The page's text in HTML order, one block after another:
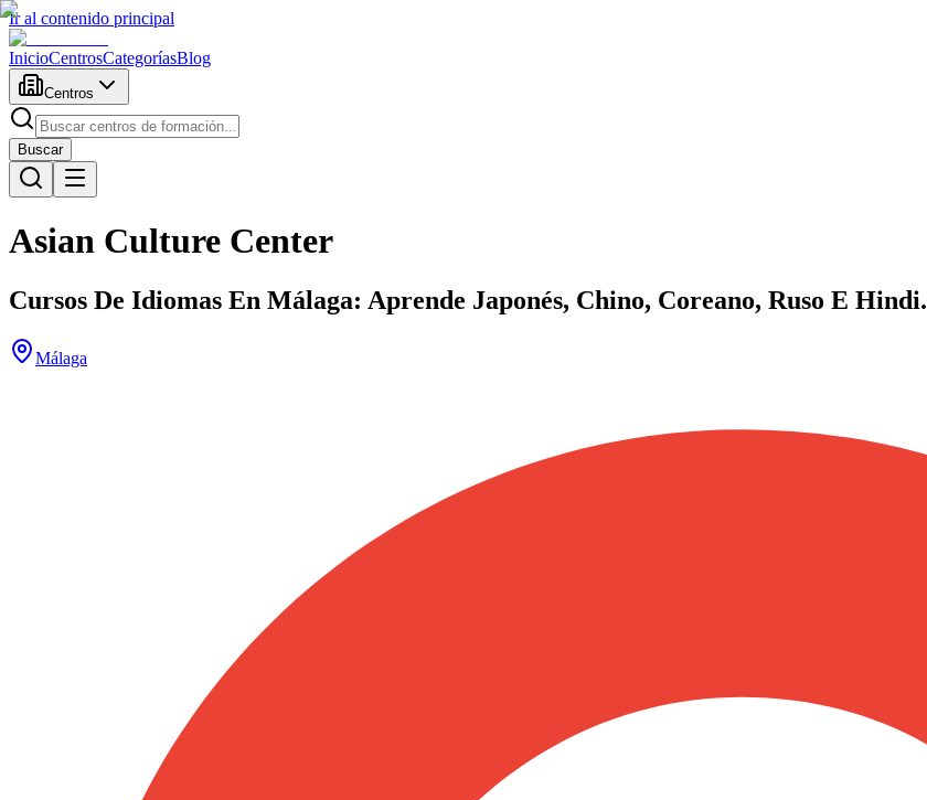
Ir al contenido principal
InicioCentrosCategoríasBlog
Centros
Buscar
Asian Culture Center
Cursos De Idiomas En Málaga: Aprende Japonés, Chino, Coreano, Ruso E Hindi.
Málaga